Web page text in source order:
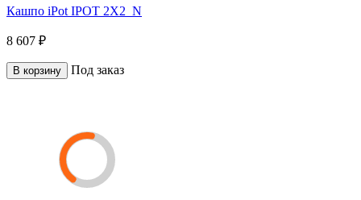
Кашпо iPot IPOT 2X2_N
8 607 ₽
В корзину Под заказ